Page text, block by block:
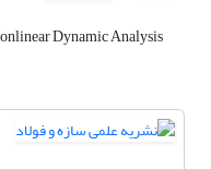
Dynamic Analysis